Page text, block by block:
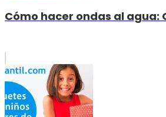
Cómo hacer ondas al agua: